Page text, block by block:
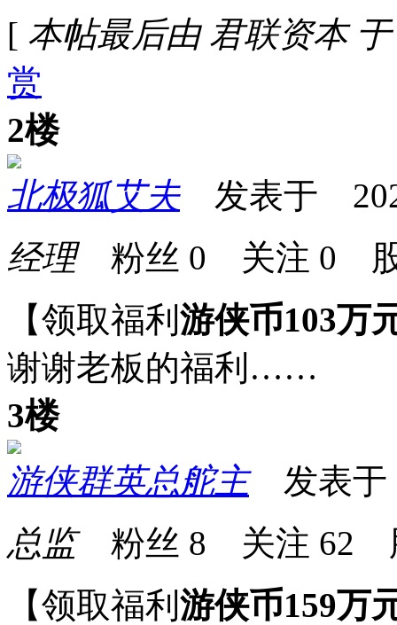
[ 本帖最后由 君联资本
赏
2楼
北极狐艾夫发表于
经理粉丝 0 关注 0
【领取福利 游侠币103万
谢谢老板的福利……
3楼
游侠群英总舵主发表于
总监粉丝 8 关注 62
【领取福利 游侠币159万